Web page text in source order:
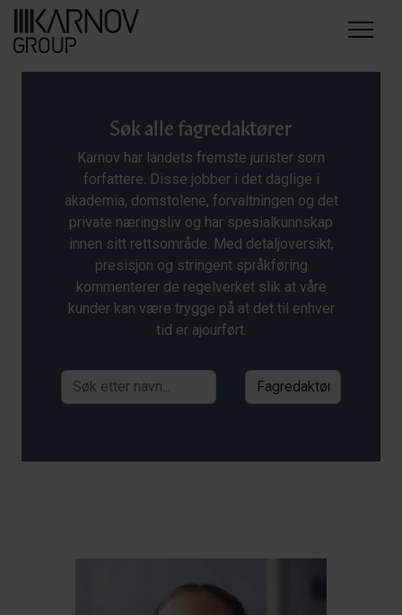
Menu
Søk alle fagredaktører
Karnov har landets fremste jurister som
forfattere. Disse jobber i det daglige i
akademia, domstolene, forvaltningen og det
private næringsliv og har spesialkunnskap
innen sitt rettsområde. Med detaljoversikt,
presisjon og stringent språkføring
kommenterer de regelverket slik at våre
kunder kan være trygge på at det til enhver
tid er ajourført.